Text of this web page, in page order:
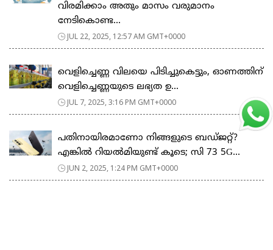
വിരമിക്കാം അതും മാസം വരുമാനം
നേടികൊണ്ട...
JUL 22, 2025, 12:57 AM GMT+0000
വെളിച്ചെണ്ണ വിലയെ പിടിച്ചുകെട്ടും, ഓണത്തിന്
വെളിച്ചെണ്ണയുടെ ലഭ്യത ഉ...
JUL 7, 2025, 3:16 PM GMT+0000
പതിനായിരമാണോ നിങ്ങളുടെ ബഡ്ജറ്റ്?
എങ്കിൽ റിയൽമിയുണ്ട് കൂടെ; സി 73 5G...
JUN 2, 2025, 1:24 PM GMT+0000